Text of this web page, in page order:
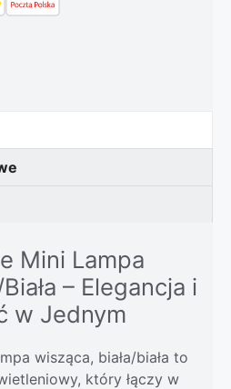
Mini Lampa
– Elegancja i
w Jednym
wisząca, biała/biała to
który łączy w